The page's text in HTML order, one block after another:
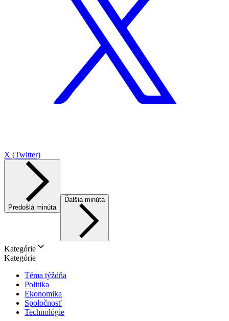
X (Twitter)
Predošlá minúta
Ďalšia minúta
Kategórie
Kategórie
Téma týždňa
Politika
Ekonomika
Spoločnosť
Technológie